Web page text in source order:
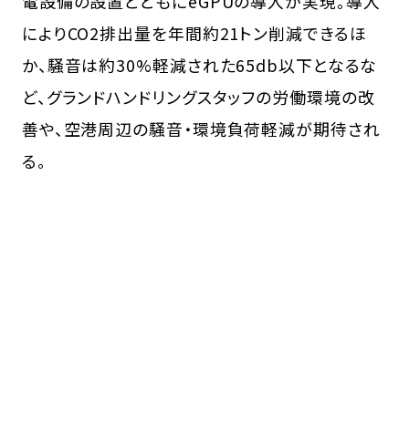
によりCO2排出量を年間約21トン削減できるほ
か、騒音は約30%軽減された65db以下となるな
ど、グランドハンドリングスタッフの労働環境の改
善や、空港周辺の騒音・環境負荷軽減が期待され
る。